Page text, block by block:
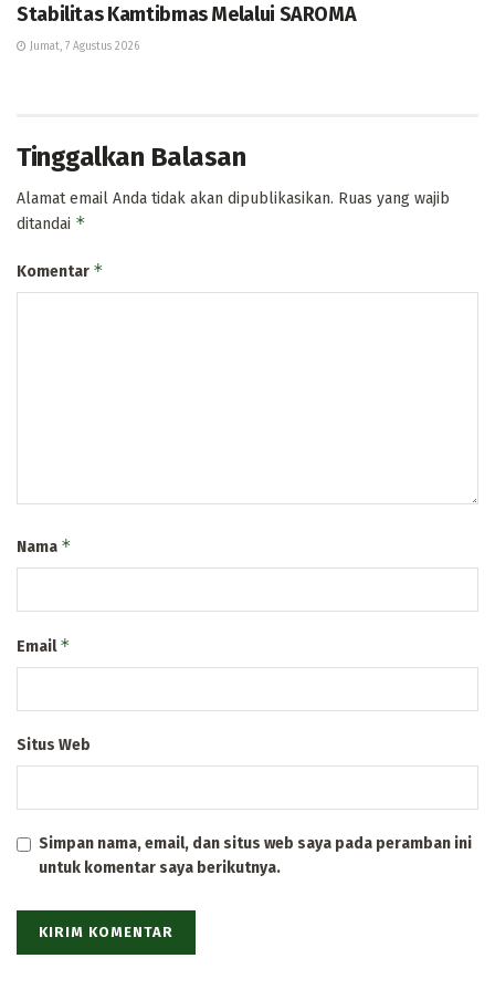
Stabilitas Kamtibmas Melalui SAROMA
Jumat, 7 Agustus 2026
Tinggalkan Balasan
Alamat email Anda tidak akan dipublikasikan. Ruas yang wajib
ditandai *
Komentar *
Nama *
Email*
Situs Web
Simpan nama, email, dan situs web saya pada peramban ini
untuk komentar saya berikutnya.